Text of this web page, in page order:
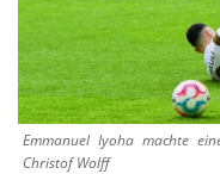
Emmanuel Iyoha machte
Christof Wolff